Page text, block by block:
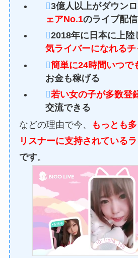
3億人以上がダウンロ
ェアNo.1のライブ配
2018年に日本に上陸
気ライバーになれるチ
簡単に24時間いつで
お金も稼げる
若い女の子が多数登
交流できる
などの理由で今、
もっとも
リスナーに支持されている
です。